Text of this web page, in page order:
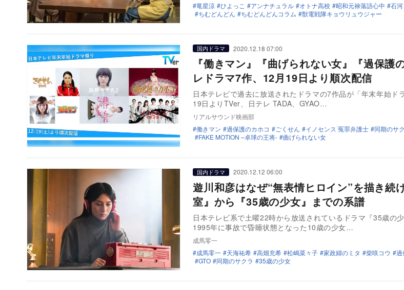
竜星涼
ひよっこ アンナチュラル オトナ高校 昭和元禄落語心中 石
ちむどんどん
ちむどんどんコラム 獣電戦隊キョウリュウジャー
国内ドラマ 2020.12.18 07:00
『働きマン』『曲げられない女』『過保護
レドラマ7作、12月19日より順次配信
日本テレビで過去に放送されたドラマの7作品が「年末年始ド
19日よりTVer、日テレ TADA、GYAO…
リアルサウンド映画部
働きマン
過保護のカホコ ごくせん イノセンス 冤罪弁護士
同期のサ
FAKE MOTION –卓球の王将-
曲げられない女
国内ドラマ 2020.12.12 06:00
遊川和彦はなぜ“無表情ヒロイン”を描き
室』から『35歳の少女』までの系譜
日本テレビ系で土曜22時から放送されているドラマ『35歳の
1995年に事故で昏睡状態となった10歳の少女…
成馬零一
成馬零一
天海祐希 高畑充希 松嶋菜々子 家政婦のミタ 柴咲コウ 過
GTO
同期のサクラ 35歳の少女